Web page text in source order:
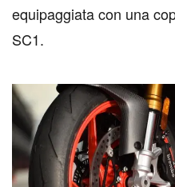
equipaggiata con una
SC1.